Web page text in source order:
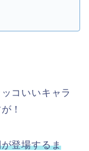
コいいキャラ
！
登場するま